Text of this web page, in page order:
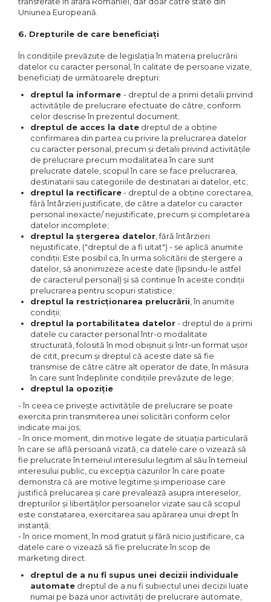
Uniunea Europeană.
6. Drepturile de care beneficiați
În condițiile prevăzute de legislația în materia prelucrării
datelor cu caracter personal, în calitate de persoane vizate,
beneficiați de următoarele drepturi:
dreptul la informare - dreptul de a primi detalii privind
activitățile de prelucrare efectuate de către, conform
celor descrise în prezentul document;
dreptul de acces la date dreptul de a obține
confirmarea din partea cu privire la prelucrarea datelor
cu caracter personal, precum și detalii privind activitățile
de prelucrare precum modalitatea în care sunt
prelucrate datele, scopul în care se face prelucrarea,
destinatarii sau categoriile de destinatari ai datelor, etc;
dreptul la rectificare- dreptul de a obține corectarea,
fără întârzieri justificate, de către a datelor cu caracter
personal inexacte/ nejustificate, precum și completarea
datelor incomplete;
dreptul la ștergerea datelor , fără întârzieri
nejustificate, ("dreptul de a fi uitat") - se aplică anumite
condiții; Este posibil ca, în urma solicitării de ștergere a
datelor, să anonimizeze aceste date (lipsindu-le astfel
de caracterul personal) și să continue în aceste condiții
prelucrarea pentru scopuri statistice;
dreptul la restricționarea prelucrării , în anumite
condiții;
dreptul la portabilitatea datelor- dreptul de a primi
datele cu caracter personal într-o modalitate
structurată, folosită în mod obișnuit și într-un format ușor
de citit, precum și dreptul că aceste date să fie
transmise de către către alt operator de date, în măsura
în care sunt îndeplinite condițiile prevăzute de lege;
dreptul la opoziție
- în ceea ce privește activitățile de prelucrare se poate
exercita prin transmiterea unei solicitări conform celor
indicate mai jos;
- în orice moment, din motive legate de situația particulară
în care se află persoană vizată, ca datele care o vizează să
fie prelucrate în temeiul interesului legitim al său în temeiul
interesului public, cu excepția cazurilor în care poate
demonstra că are motive legitime și imperioase care
justifică prelucarea și care prevalează asupra intereselor,
drepturilor și libertăților persoanelor vizate sau că scopul
este constatarea, exercitarea sau apărarea unui drept în
instanță;
- în orice moment, în mod gratuit și fără nicio justificare, ca
datele care o vizează să fie prelucrate în scop de
marketing direct.
dreptul de a nu fi supus unei decizii individuale
automate dreptul de a nu fi subiectul unei decizii luate
numai pe baza unor activități de prelucrare automate,